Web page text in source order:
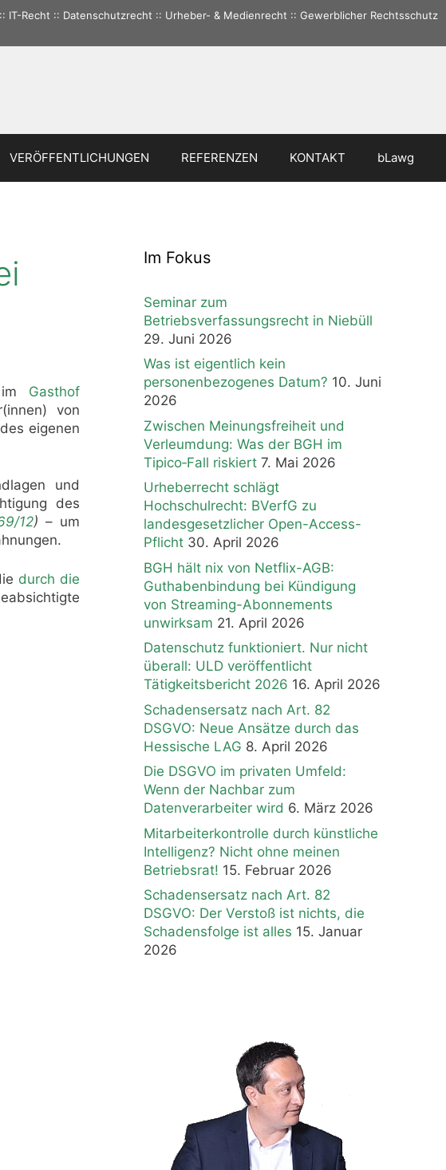
IT-Recht :: Datenschutzrecht :: Urheber- & Medienrecht :: Gewerblicher Rechtsschutz
VERÖFFENTLICHUNGEN REFERENZEN KONTAKT bLawg
Gasthof
von
eigenen
und
des
12) – um
durch die
Im Fokus
Seminar zum
Betriebsverfassungsrecht in Niebüll
29. Juni 2026
Was ist eigentlich kein
personenbezogenes Datum? 10. Juni
2026
Zwischen Meinungsfreiheit und
Verleumdung: Was der BGH im
Tipico‑Fall riskiert 7. Mai 2026
Urheberrecht schlägt
Hochschulrecht: BVerfG zu
landesgesetzlicher Open-Access-
Pflicht 30. April 2026
BGH hält nix von Netflix-AGB:
Guthabenbindung bei Kündigung
von Streaming-Abonnements
unwirksam 21. April 2026
Datenschutz funktioniert. Nur nicht
überall: ULD veröffentlicht
Tätigkeitsbericht 2026 16. April 2026
Schadensersatz nach Art. 82
DSGVO: Neue Ansätze durch das
Hessische LAG 8. April 2026
Die DSGVO im privaten Umfeld:
Wenn der Nachbar zum
Datenverarbeiter wird 6. März 2026
Mitarbeiterkontrolle durch künstliche
Intelligenz? Nicht ohne meinen
Betriebsrat! 15. Februar 2026
Schadensersatz nach Art. 82
DSGVO: Der Verstoß ist nichts, die
Schadensfolge ist alles 15. Januar
2026